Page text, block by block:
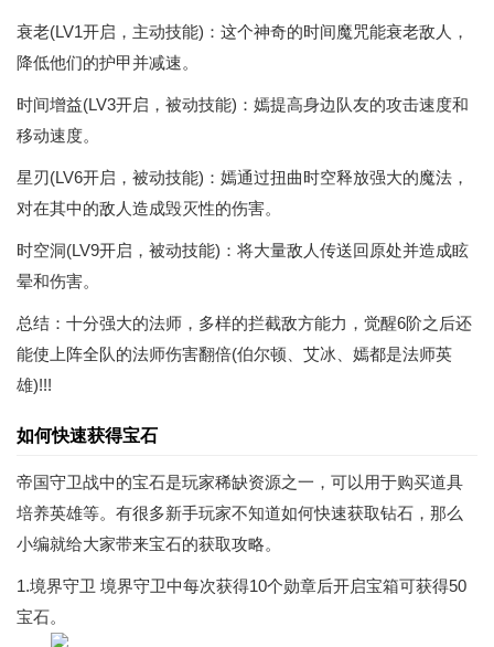
衰老(LV1开启，主动技能)：这个神奇的时间魔咒能衰老敌人，
降低他们的护甲并减速。
时间增益(LV3开启，被动技能)：嫣提高身边队友的攻击速度和
移动速度。
星刃(LV6开启，被动技能)：嫣通过扭曲时空释放强大的魔法，
对在其中的敌人造成毁灭性的伤害。
时空洞(LV9开启，被动技能)：将大量敌人传送回原处并造成眩
晕和伤害。
总结：十分强大的法师，多样的拦截敌方能力，觉醒6阶之后还
能使上阵全队的法师伤害翻倍(伯尔顿、艾冰、嫣都是法师英
雄)!!!
如何快速获得宝石
帝国守卫战中的宝石是玩家稀缺资源之一，可以用于购买道具
培养英雄等。有很多新手玩家不知道如何快速获取钻石，那么
小编就给大家带来宝石的获取攻略。
1.境界守卫 境界守卫中每次获得10个勋章后开启宝箱可获得50
宝石。